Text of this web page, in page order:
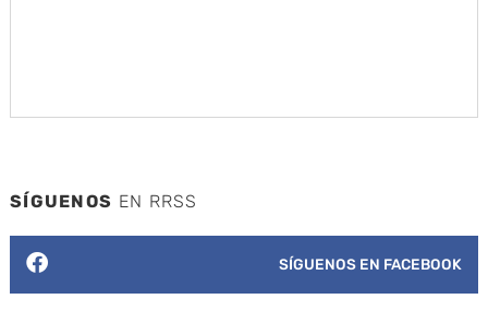
SÍGUENOS EN RRSS
SÍGUENOS EN FACEBOOK